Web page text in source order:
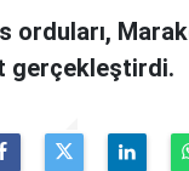
orduları,
gerçekleştirdi.